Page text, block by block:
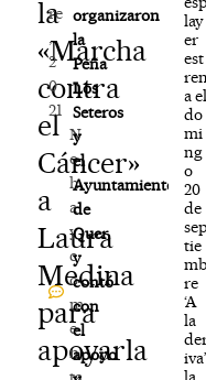
la
«Marcha
contra
el
Cáncer»
a
Laura
Medina
para
apoyarla
re
,
2
0
21
N
o
h
a
y
c
o
m
e
n
organizaron
la
Peña
Los
Seteros
y
el
Ayuntamiento
de
Quer,
y
contó
con
el
apoyo
lay
er
est
ren
a el
do
mi
ng
o
20
de
sep
tie
mb
re
‘A
la
iva’,
la